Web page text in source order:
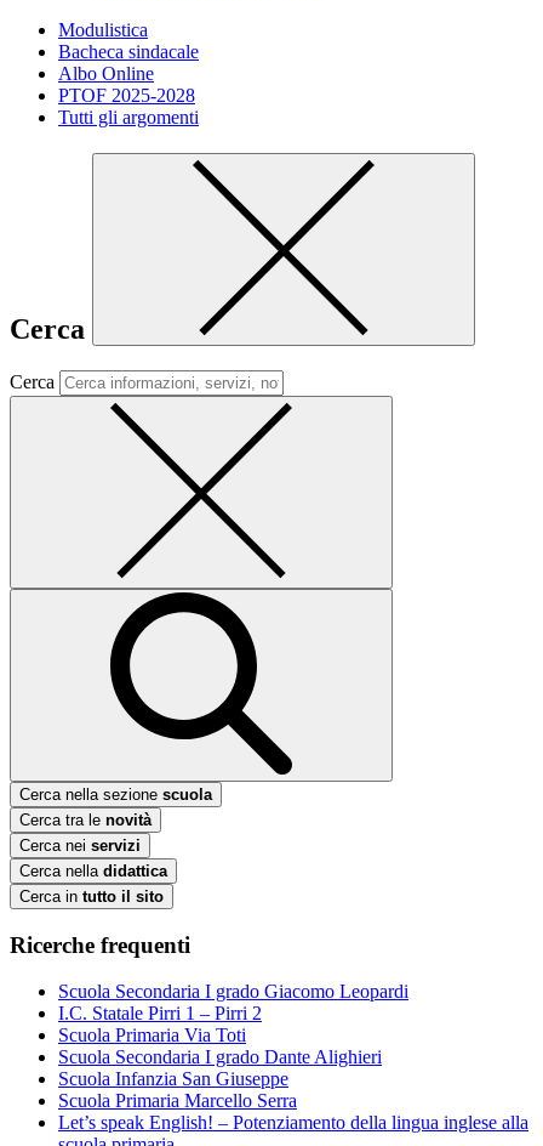
Modulistica
Bacheca sindacale
Albo Online
PTOF 2025-2028
Tutti gli argomenti
Cerca
Cerca
Cerca nella sezione scuola
Cerca tra le novità
Cerca nei servizi
Cerca nella didattica
Cerca in tutto il sito
Ricerche frequenti
Scuola Secondaria I grado Giacomo Leopardi
I.C. Statale Pirri 1 – Pirri 2
Scuola Primaria Via Toti
Scuola Secondaria I grado Dante Alighieri
Scuola Infanzia San Giuseppe
Scuola Primaria Marcello Serra
Let’s speak English! – Potenziamento della lingua inglese alla